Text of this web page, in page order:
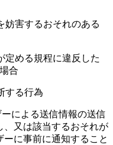
妨害するおそれのある
定める規程に違反した
合
する行為
による送信情報の送信
、又は該当するおそれが
に事前に通知すること